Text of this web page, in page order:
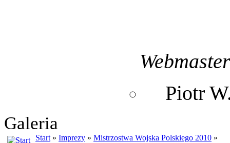
Piotr
Galeria
Start » Imprezy » Mistrzostwa Wojska Polskiego 2010 »